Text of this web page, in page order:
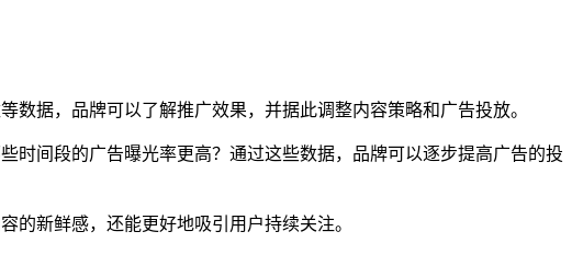
据，品牌可以了解推广效果，并据此调整内容策略和广告投放。
时间段的广告曝光率更高？通过这些数据，品牌可以逐步提高广告的投
的新鲜感，还能更好地吸引用户持续关注。